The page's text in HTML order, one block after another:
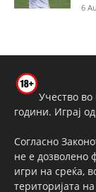
6
Учество во
години. Играј
Согласно
не е дозволено
игри на среќа,
територијата